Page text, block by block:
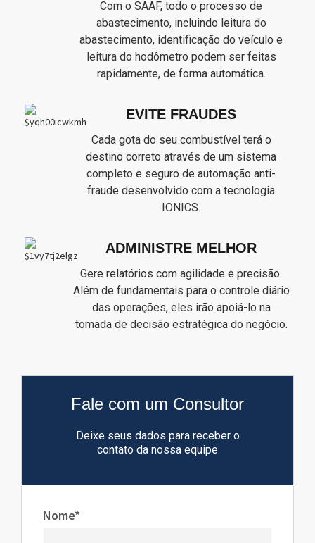
Com o SAAF, todo o processo de
abastecimento, incluindo leitura do
abastecimento, identificação do veículo e
leitura do hodômetro podem ser feitas
rapidamente, de forma automática.
EVITE FRAUDES
Cada gota do seu combustível terá o
destino correto através de um sistema
completo e seguro de automação anti-
fraude desenvolvido com a tecnologia
IONICS.
ADMINISTRE MELHOR
Gere relatórios com agilidade e precisão.
Além de fundamentais para o controle diário
das operações, eles irão apoiá-lo na
tomada de decisão estratégica do negócio.
Fale com um Consultor
Deixe seus dados para receber o
contato da nossa equipe
Nome*